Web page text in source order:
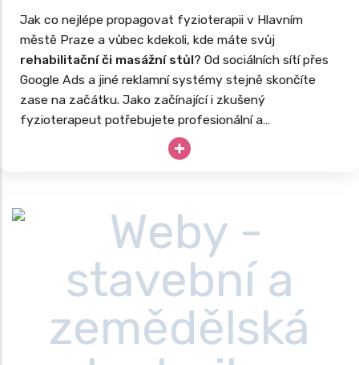
Jak co nejlépe propagovat fyzioterapii v Hlavním
městě Praze a vůbec kdekoli, kde máte svůj
rehabilitační či masážní stůl? Od sociálních sítí přes
Google Ads a jiné reklamní systémy stejně skončíte
zase na začátku. Jako začínající i zkušený
fyzioterapeut potřebujete profesionální a
reprezentativní webové stránky s nabídkou masáží,
fyzioterapie či rehabilitací další podpůrné léčby. Stejně